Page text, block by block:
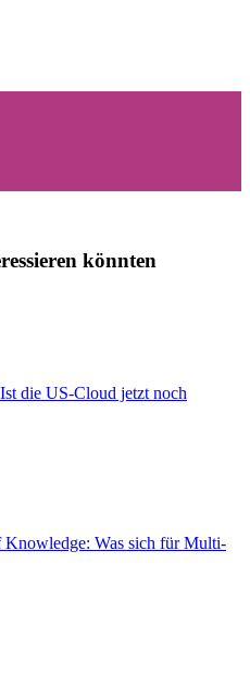
könnten
die US-Cloud jetzt noch
Was sich für Multi-